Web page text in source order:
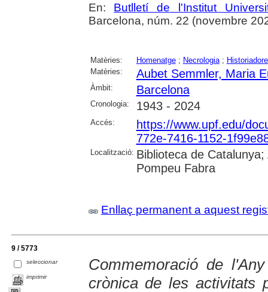
En: Butlletí de l'Institut
Barcelona, núm. 22 (novembre
Matèries: Homenatge; Necrologia;
Matèries:
Aubet Semmler, Maria
Àmbit: Barcelona
Cronologia: 1943 - 2024
Accés:
https://www.upf.edu/
772e-7416-1152-
Localització: Biblioteca de
Pompeu Fabra
Enllaç permanent a aquest
9 / 5773
seleccionar
imprimir
Commemoració de
crònica de les activitats